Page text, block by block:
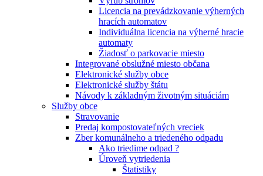
Licencia na prevádzkovanie výherných
hracích automatov
Individuálna licencia na výherné hracie
automaty
Žiadosť o parkovacie miesto
Integrované obslužné miesto občana
Elektronické služby obce
Elektronické služby štátu
Návody k základným životným situáciám
Služby obce
Stravovanie
Predaj kompostovateľných vreciek
Zber komunálneho a triedeného odpadu
Ako triedime odpad ?
Úroveň vytriedenia
Štatistiky